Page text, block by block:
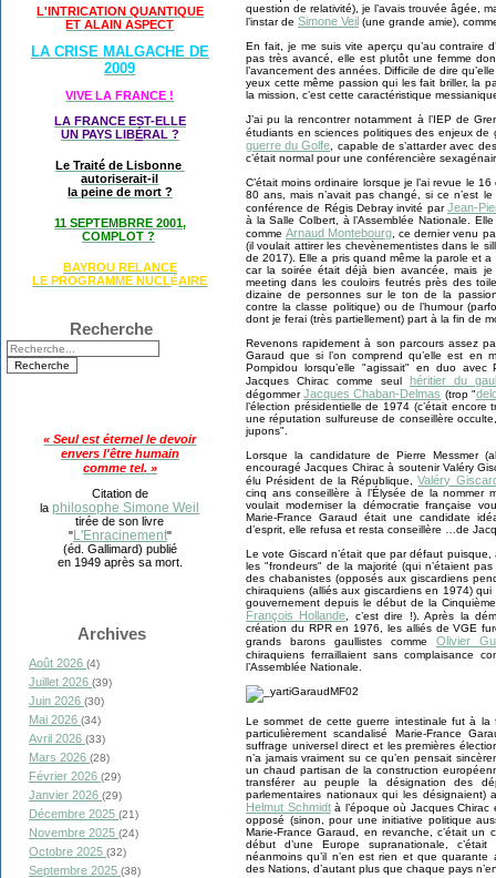
L'INTRICATION QUANTIQUE
ET ALAIN ASPECT
LA CRISE MALGACHE DE
2009
VIVE LA FRANCE !
LA FRANCE EST-ELLE
UN PAYS LIBÉRAL ?
Le Traité de Lisbonne
autoriserait-il
la peine de mort ?
11 SEPTEMBRRE 2001,
COMPLOT ?
BAYROU RELANCE
LE PROGRAMME NUCLÉAIRE
Recherche
« Seul est éternel le devoir
envers l'être humain
comme tel. »
Citation de
laphilosophe Simone Weil
tirée de son livre
"L'Enracinement"
(éd. Gallimard) publié
en 1949 après sa mort.
Archives
Août 2026 (4)
Juillet 2026 (39)
Juin 2026 (30)
Mai 2026 (34)
Avril 2026 (33)
Mars 2026 (28)
Février 2026 (29)
Janvier 2026 (29)
Décembre 2025 (21)
Novembre 2025 (24)
Octobre 2025 (32)
Septembre 2025 (38)
question de relativité), je l’avais trouvée âgée,
l’instar de Simone Veil (une grande amie),
En fait, je me suis vite aperçu qu’au contraire
pas très avancé, elle est plutôt une femme
l’avancement des années. Difficile de dire
yeux cette même passion qui les fait briller, la
la mission, c’est cette caractéristique
J’ai pu la rencontrer notamment à l’IEP de
étudiants en sciences politiques des enjeux
guerre du Golfe, capable de s’attarder avec
c’était normal pour une conférencière
C’était moins ordinaire lorsque je l’ai revue le
80 ans, mais n’avait pas changé, si ce n’est
conférence de Régis Debray invité parJean-
à la Salle Colbert, à l’Assemblée Nationale.
commeArnaud Montebourg, ce dernier venu
(il voulait attirer les chevènementistes dans le
de 2017). Elle a pris quand même la parole et
car la soirée était déjà bien avancée, mais je
meeting dans les couloirs feutrés près des
dizaine de personnes sur le ton de la
contre la classe politique) ou de l’humour
dont je ferai (très partiellement) part à la fin de
Revenons rapidement à son parcours assez
Garaud que si l’on comprend qu’elle est en
Pompidou lorsqu’elle "agissait" en duo
Jacques Chirac comme seul héritier du
dégommerJacques Chaban-Delmas (trop "
l’élection présidentielle de 1974 (c’était
une réputation sulfureuse de conseillère
jupons".
Lorsque la candidature de Pierre Messmer
encouragé Jacques Chirac à soutenir Valéry
élu Président de la République,Valéry
cinq ans conseillère à l’Élysée de la nommer
voulait moderniser la démocratie française
Marie-France Garaud était une candidate
d’esprit, elle refusa et resta conseillère …de
Le vote Giscard n’était que par défaut
les "frondeurs" de la majorité (qui n’étaient
des chabanistes (opposés aux giscardiens
chiraquiens (alliés aux giscardiens en 1974)
gouvernement depuis le début de la
François Hollande, c’est dire !). Après la
création du RPR en 1976, les alliés de VGE
grands barons gaullistes comme Olivier
chiraquiens ferraillaient sans complaisance
l’Assemblée Nationale.
Le sommet de cette guerre intestinale fut à la
particulièrement scandalisé Marie-France
suffrage universel direct et les premières
n’a jamais vraiment su ce qu’en pensait
un chaud partisan de la construction
transférer au peuple la désignation des
parlementaires nationaux qui les désignaient)
Helmut Schmidtà l’époque où Jacques Chirac
opposé (sinon, pour une initiative politique
Marie-France Garaud, en revanche, c’était un
début d’une Europe supranationale,
néanmoins qu’il n’en est rien et que quarante
des Nations, d’autant plus que chaque pays